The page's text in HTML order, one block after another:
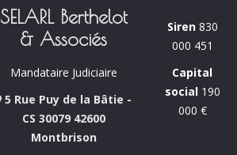
SELARL Berthelot
& Associés
Mandataire Judiciaire
5 Rue Puy de la Bâtie -
CS 30079 42600
Montbrison
Siren830
000 451
Capital
social190
000 €